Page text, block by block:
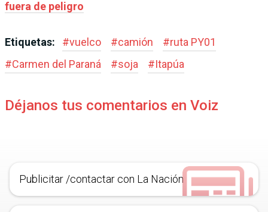
fuera de peligro
Etiquetas: #vuelco #camión #ruta PY01
#Carmen del Paraná #soja #Itapúa
Déjanos tus comentarios en Voiz
Publicitar /contactar con La Nación